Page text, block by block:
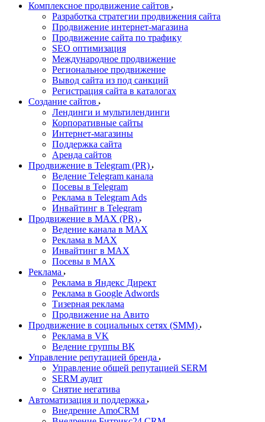
Комплексное продвижение сайтов
Разработка стратегии продвижения сайта
Продвижение интернет-магазина
Продвижение сайта по трафику
SEO оптимизация
Международное продвижение
Региональное продвижение
Вывод сайта из под санкций
Регистрация сайта в каталогах
Создание сайтов
Лендинги и мультилендинги
Корпоративные сайты
Интернет-магазины
Поддержка сайта
Аренда сайтов
Продвижение в Telegram (PR)
Ведение Telegram канала
Посевы в Telegram
Реклама в Telegram Ads
Инвайтинг в Telegram
Продвижение в MAX (PR)
Ведение канала в MAX
Реклама в MAX
Инвайтинг в MAX
Посевы в MAX
Реклама
Реклама в Яндекс Директ
Реклама в Google Adwords
Тизерная реклама
Продвижение на Авито
Продвижение в социальных сетях (SMM)
Реклама в VK
Ведение группы ВК
Управление репутацией бренда
Управление общей репутацией SERM
SERM аудит
Снятие негатива
Автоматизация и поддержка
Внедрение AmoCRM